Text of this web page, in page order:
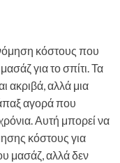
κόστους που
για το σπίτι. Τα
ακριβά, αλλά μια
αγορά που
Αυτή μπορεί να
κόστους για
μασάζ, αλλά δεν